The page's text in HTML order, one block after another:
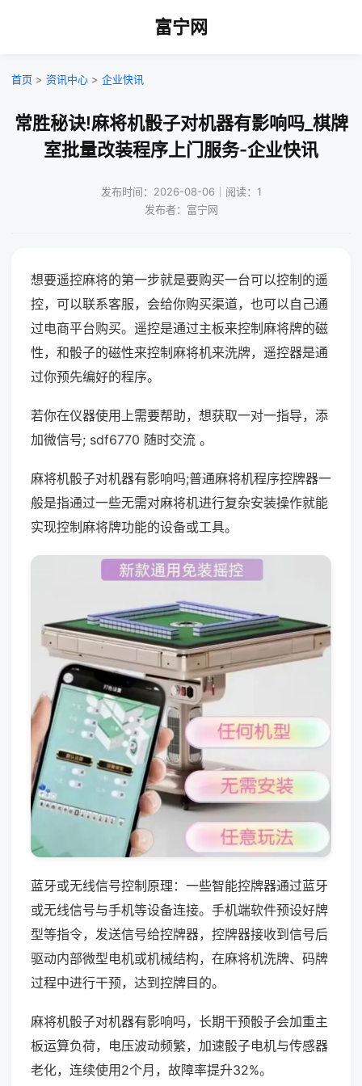
富宁网
首页 > 资讯中心 > 企业快讯
常胜秘诀!麻将机骰子对机器有影响吗_棋牌
室批量改装程序上门服务-企业快讯
发布时间：2026-08-06｜阅读：1
发布者：富宁网
想要遥控麻将的第一步就是要购买一台可以控制的遥
控，可以联系客服，会给你购买渠道，也可以自己通
过电商平台购买。遥控是通过主板来控制麻将牌的磁
性，和骰子的磁性来控制麻将机来洗牌，遥控器是通
过你预先编好的程序。
若你在仪器使用上需要帮助，想获取一对一指导，添
加微信号; sdf6770 随时交流 。
麻将机骰子对机器有影响吗;普通麻将机程序控牌器一
般是指通过一些无需对麻将机进行复杂安装操作就能
实现控制麻将牌功能的设备或工具。
蓝牙或无线信号控制原理：一些智能控牌器通过蓝牙
或无线信号与手机等设备连接。手机端软件预设好牌
型等指令，发送信号给控牌器，控牌器接收到信号后
驱动内部微型电机或机械结构，在麻将机洗牌、码牌
过程中进行干预，达到控牌目的。
麻将机骰子对机器有影响吗，长期干预骰子会加重主
板运算负荷，电压波动频繁，加速骰子电机与传感器
老化，连续使用2个月，故障率提升32%。